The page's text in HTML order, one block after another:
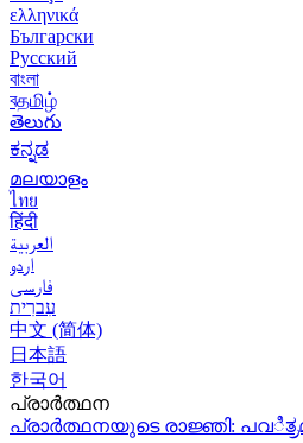
ελληνικά
Български
Русский
বাংলা
বதமிழ்
తెలుగు
ಕನ್ನಡ
മലയാളം
ไทย
हिंदी
العربية
اردو
فارسی
עִברִית
中文 (简体)
日本語
한국어
പ്രാർത്ഥന
പ്രാർത്ഥനയുടെ രാജ്ഞി: